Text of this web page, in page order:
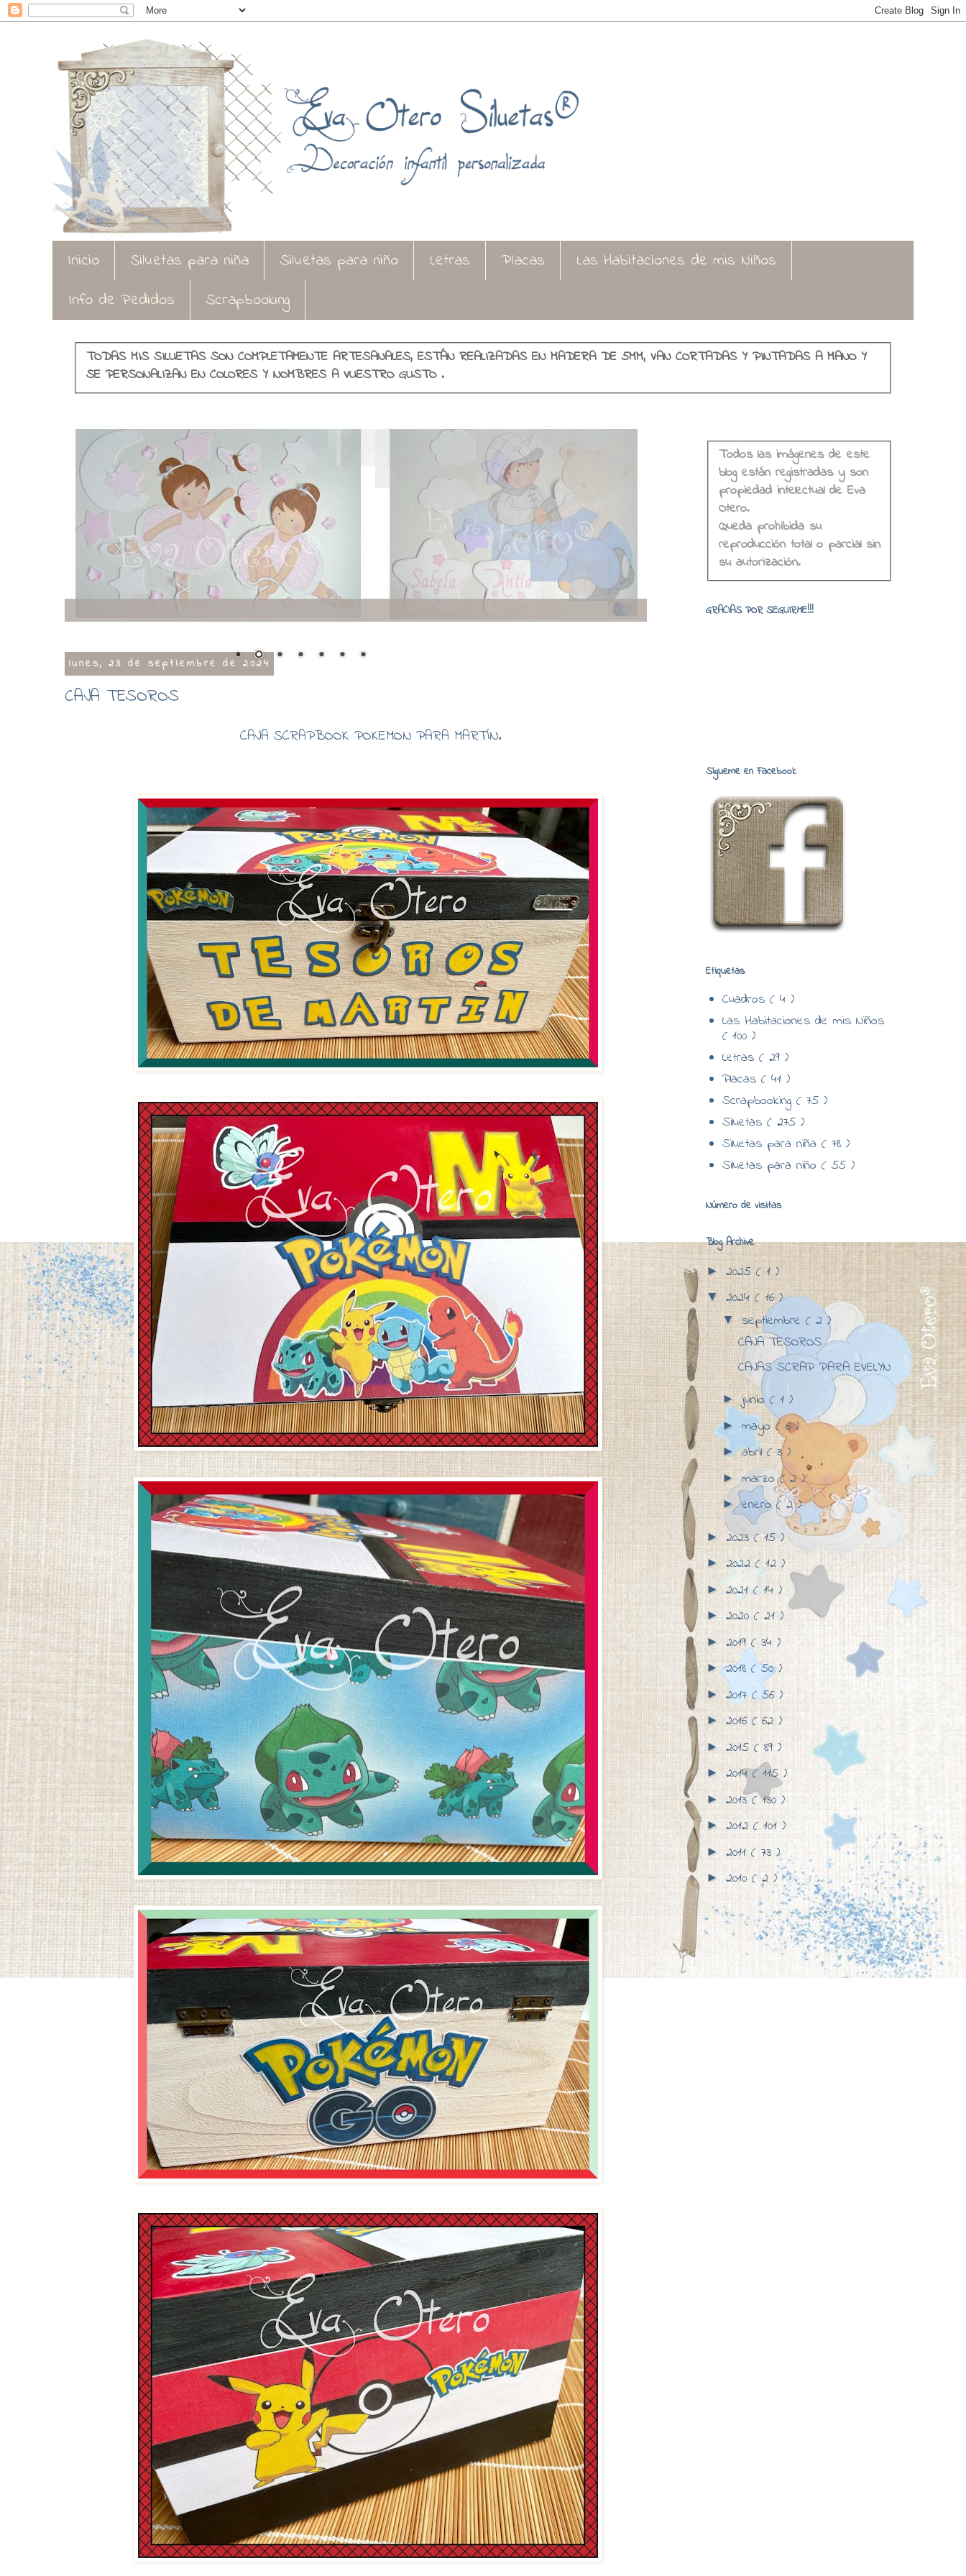
Inicio Siluetas para niña Siluetas para niño Letras Placas
Las Habitaciones de mis Niños
Info de Pedidos
Scrapbooking
TODAS MIS SILUETAS SON COMPLETAMENTE ARTESANALES, ESTÁN REALIZADAS EN MADERA DE 5MM, VAN CORTADAS Y PINTADAS A MANO Y
SE PERSONALIZAN EN COLORES Y NOMBRES A VUESTRO GUSTO .
Viajando con encanto
lunes, 23 de septiembre de 2024
CAJA TESOROS
CAJA SCRAPBOOK POKEMON PARA MARTÍN.
Todos las imágenes de este
blog están registradas y son
propiedad intelectual de Eva
Otero.
Queda prohibida su
reproducción total o parcial sin
su autorización.
GRACIAS POR SEGUIRME!!!
Sígueme en Facebook
Etiquetas
Cuadros ( 4 )
Las Habitaciones de mis Niños
( 100 )
Letras ( 29 )
Placas ( 41 )
Scrapbooking ( 75 )
Siluetas ( 275 )
Siluetas para niña ( 78 )
Siluetas para niño ( 55 )
Número de visitas
Blog Archive
► 2025 ( 1 )
▼ 2024 ( 16 )
▼ septiembre ( 2 )
CAJA TESOROS
CAJAS SCRAP PARA EVELYN
►junio( 1 )
► mayo( 6 )
►abril( 3 )
►marzo( 2 )
►enero( 2 )
► 2023( 15 )
►2022( 12 )
► 2021 ( 14 )
► 2020 ( 21 )
► 2019 ( 34 )
►2018 ( 50 )
► 2017( 56 )
► 2016 ( 62 )
► 2015 ( 89 )
► 2014( 115 )
►2013( 130 )
► 2012 ( 101 )
► 2011 ( 73 )
► 2010 ( 2 )